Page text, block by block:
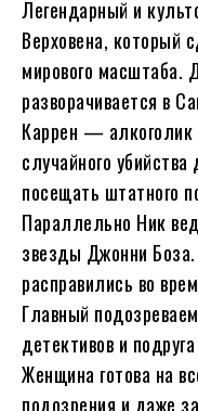
Легендарный и
Верховена, который
мирового масштаба.
разворачивается в
Каррен — алкоголик
случайного
посещать штатного
Параллельно Ник
звезды Джонни
расправились во
Главный
детективов и
Женщина готова на
подозрения и даже